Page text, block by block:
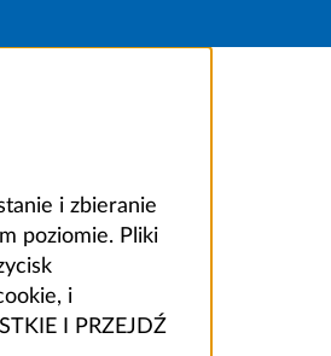
i zbieranie
poziomie. Pliki
i
I PRZEJDŹ